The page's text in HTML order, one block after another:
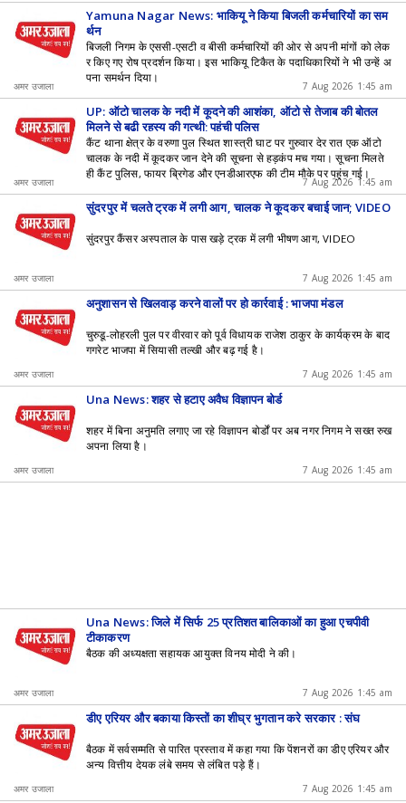
Yamuna Nagar News: भाकियू ने किया बिजली कर्मचारियों का सम
र्थन
बिजली निगम के एससी-एसटी व बीसी कर्मचारियों की ओर से अपनी मांगों को लेक
र किए गए रोष प्रदर्शन किया। इस भाकियू टिकैत के पदाधिकारियों ने भी उन्हें अ
पना समर्थन दिया।
अमर उजाला 7 Aug 2026 1:45 am
UP: ऑटो चालक के नदी में कूदने की आशंका, ऑटो से तेजाब की बोतल
मिलने से बढ़ी रहस्य की गुत्थी; पहुंची पुलिस
कैंट थाना क्षेत्र के वरुणा पुल स्थित शास्त्री घाट पर गुरुवार देर रात एक ऑटो
चालक के नदी में कूदकर जान देने की सूचना से हड़कंप मच गया। सूचना मिलते
ही कैंट पुलिस, फायर ब्रिगेड और एनडीआरएफ की टीम मौके पर पहुंच गई।
अमर उजाला 7 Aug 2026 1:45 am
सुंदरपुर में चलते ट्रक में लगी आग, चालक ने कूदकर बचाई जान; VIDEO
सुंदरपुर कैंसर अस्पताल के पास खड़े ट्रक में लगी भीषण आग, VIDEO
अमर उजाला 7 Aug 2026 1:45 am
अनुशासन से खिलवाड़ करने वालों पर हो कार्रवाई : भाजपा मंडल
चुरुडू-लोहरली पुल पर वीरवार को पूर्व विधायक राजेश ठाकुर के कार्यक्रम के बाद
गगरेट भाजपा में सियासी तल्खी और बढ़ गई है।
अमर उजाला 7 Aug 2026 1:45 am
Una News: शहर से हटाए अवैध विज्ञापन बोर्ड
शहर में बिना अनुमति लगाए जा रहे विज्ञापन बोर्डों पर अब नगर निगम ने सख्त रुख
अपना लिया है।
अमर उजाला 7 Aug 2026 1:45 am
Una News: जिले में सिर्फ 25 प्रतिशत बालिकाओं का हुआ एचपीवी
टीकाकरण
बैठक की अध्यक्षता सहायक आयुक्त विनय मोदी ने की।
अमर उजाला 7 Aug 2026 1:45 am
डीए एरियर और बकाया किस्तों का शीघ्र भुगतान करे सरकार : संघ
बैठक में सर्वसम्मति से पारित प्रस्ताव में कहा गया कि पेंशनरों का डीए एरियर और
अन्य वित्तीय देयक लंबे समय से लंबित पड़े हैं।
अमर उजाला 7 Aug 2026 1:45 am